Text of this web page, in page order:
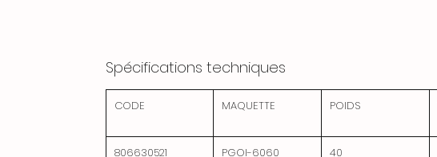
Spécifications techniques
CODE MAQUETTE POIDS
806630521 PGOI-6060 40